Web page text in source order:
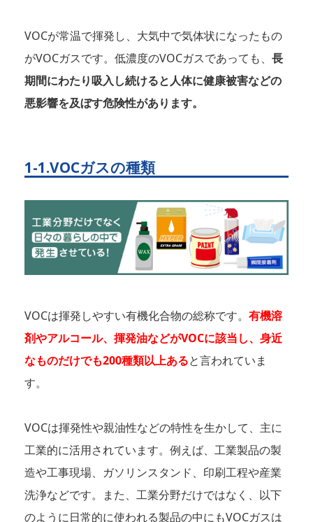
VOCが常温で揮発し、大気中で気体状になったもの
がVOCガスです。低濃度のVOCガスであっても、 長
期間にわたり吸入し続けると人体に健康被害などの
悪影響を及ぼす危険性があります。
1-1.VOCガスの種類
VOCは揮発しやすい有機化合物の総称です。 有機溶
剤やアルコール、揮発油などがVOCに該当し、身近
なものだけでも200種類以上あると言われていま
す。
VOCは揮発性や親油性などの特性を生かして、主に
工業的に活用されています。例えば、工業製品の製
造や工事現場、ガソリンスタンド、印刷工程や産業
洗浄などです。また、工業分野だけではなく、以下
のように日常的に使われる製品の中にもVOCガスは